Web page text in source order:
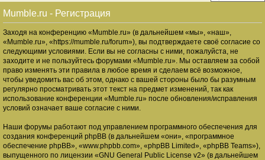
к
Mumble.ru - Регистрация
Заходя на конференцию «Mumble.ru» (в дальнейшем «мы», «наш»,
«Mumble.ru», «https://mumble.ru/forum»), вы подтверждаете своё согласие со
следующими условиями. Если вы не согласны с ними, пожалуйста, не
заходите и не пользуйтесь форумами «Mumble.ru». Мы оставляем за собой
право изменять эти правила в любое время и сделаем всё возможное,
чтобы уведомить вас об этом, однако с вашей стороны было бы разумным
регулярно просматривать этот текст на предмет изменений, так как
использование конференции «Mumble.ru» после обновления/исправления
условий означает ваше согласие с ними.
Наши форумы работают под управлением программного обеспечения для
создания конференций phpBB (в дальнейшем «они», «программное
обеспечение phpBB», «www.phpbb.com», «phpBB Limited», «phpBB Teams»),
выпущенного по лицензии «GNU General Public License v2» (в дальнейшем